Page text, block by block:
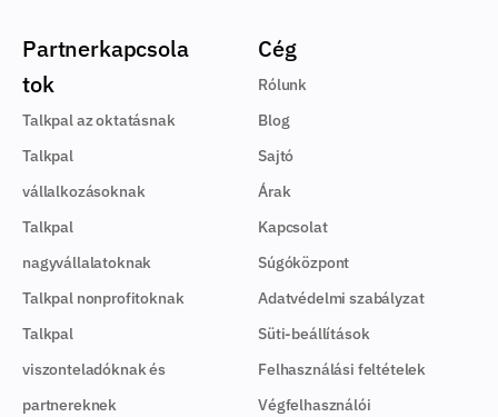
Partnerkapcsola
tok
Talkpal az oktatásnak
Talkpal
vállalkozásoknak
Talkpal
nagyvállalatoknak
Talkpal nonprofitoknak
Talkpal
viszonteladóknak és
partnereknek
Cég
Rólunk
Blog
Sajtó
Árak
Kapcsolat
Súgóközpont
Adatvédelmi szabályzat
Süti-beállítások
Felhasználási feltételek
Végfelhasználói